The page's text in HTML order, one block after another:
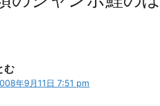
む
年9月11日 7:51 pm